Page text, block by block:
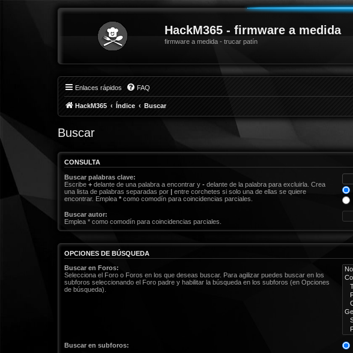
HackM365 - firmware a medida
firmware a medida - trucar patín
Enlaces rápidos FAQ
HackM365 Índice Buscar
Buscar
CONSULTA
Buscar palabras clave:
Escribe + delante de una palabra a encontrar y - delante de la palabra para excluirla. Crea
una lista de palabras separadas por | entre corchetes si solo una de ellas se quiere
encontrar. Emplea * como comodín para coincidencias parciales.
Buscar autor:
Emplea * como comodín para coincidencias parciales.
OPCIONES DE BÚSQUEDA
Buscar en Foros:
Selecciona el Foro o Foros en los que deseas buscar. Para agilizar puedes buscar en los
subforos seleccionando el Foro padre y habilitar la búsqueda en los subforos (en Opciones
de búsqueda).
Buscar en subforos: